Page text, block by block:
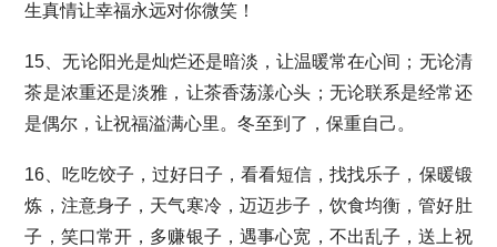
生真情让幸福永远对你微笑！
15、无论阳光是灿烂还是暗淡，让温暖常在心间；无论清
茶是浓重还是淡雅，让茶香荡漾心头；无论联系是经常还
是偶尔，让祝福溢满心里。冬至到了，保重自己。
16、吃吃饺子，过好日子，看看短信，找找乐子，保暖锻
炼，注意身子，天气寒冷，迈迈步子，饮食均衡，管好肚
子，笑口常开，多赚银子，遇事心宽，不出乱子，送上祝